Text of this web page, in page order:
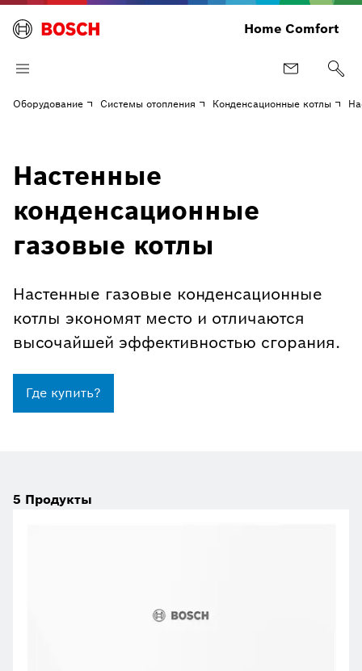
Home Comfort
Оборудование Системы отопления Конденсационные котлы
Настенные
конденсационные
газовые котлы
Настенные газовые конденсационные
котлы экономят место и отличаются
высочайшей эффективностью сгорания.
Где купить?
5 Продукты